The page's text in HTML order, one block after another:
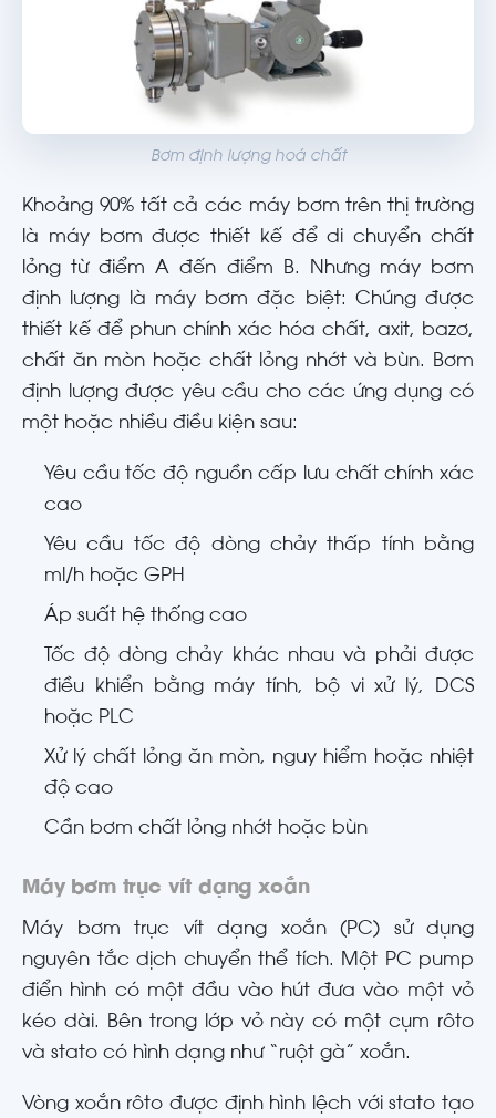
Bơm định lượng hoá chất
Khoảng 90% tất cả các máy bơm trên thị trường
là máy bơm được thiết kế để di chuyển chất
lỏng từ điểm A đến điểm B. Nhưng máy bơm
định lượng là máy bơm đặc biệt: Chúng được
thiết kế để phun chính xác hóa chất, axit, bazơ,
chất ăn mòn hoặc chất lỏng nhớt và bùn. Bơm
định lượng được yêu cầu cho các ứng dụng có
một hoặc nhiều điều kiện sau:
Yêu cầu tốc độ nguồn cấp lưu chất chính xác
cao
Yêu cầu tốc độ dòng chảy thấp tính bằng
ml/h hoặc GPH
Áp suất hệ thống cao
Tốc độ dòng chảy khác nhau và phải được
điều khiển bằng máy tính, bộ vi xử lý, DCS
hoặc PLC
Xử lý chất lỏng ăn mòn, nguy hiểm hoặc nhiệt
độ cao
Cần bơm chất lỏng nhớt hoặc bùn
Máy bơm trục vít dạng xoắn
Máy bơm trục vít dạng xoắn (PC) sử dụng
nguyên tắc dịch chuyển thể tích. Một PC pump
điển hình có một đầu vào hút đưa vào một vỏ
kéo dài. Bên trong lớp vỏ này có một cụm rôto
và stato có hình dạng như “ruột gà” xoắn.
Vòng xoắn rôto được định hình lệch với stato tạo